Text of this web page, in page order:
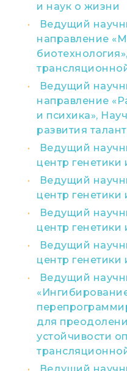
и наук о жизни
Ведущий
направление
Ведущий
направление
и психика»,
развития
Ведущий
центр генетики
Ведущий
центр генетики
Ведущий
центр генетики
Ведущий
центр генетики
Ведущий
для
устойчивости